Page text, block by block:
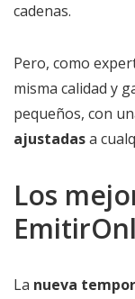
cadenas.
Pero, como
misma calidad y
pequeños, con
ajustadasa
Los
La nueva